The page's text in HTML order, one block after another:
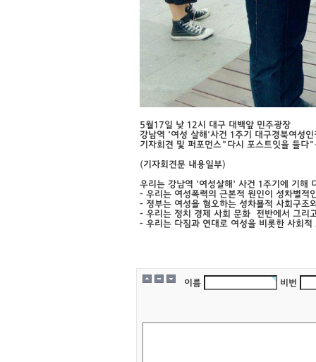
5월17일 낮 12시 대구 대백앞 민주광장
강남역 '여성 살해'사건 1주기 대구경북여성
기자회견 및 퍼포먼스"다시 포스트잇을 들다
(기자회견문 내용일부)
우리는 강남역 '여성살해' 사건 1주기에 기해
- 우리는 여성폭력의 근본적 원인이 성차별
- 정부는 여성을 혐오하는 성차뵬적 사회구조
- 우리는 정치 경제 사회 문화 전반에서 그리
- 우리는 다짐과 연대로 여성을 비롯한 사회
이름 비번